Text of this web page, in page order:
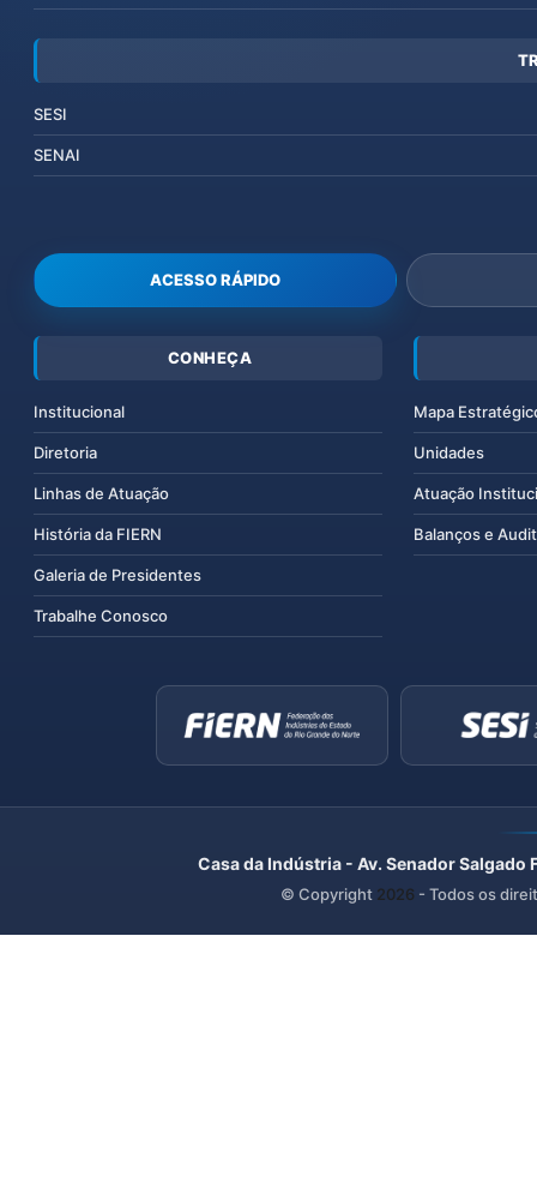
SESI
SENAI
ACESSO RÁPIDO
CONHEÇA
Institucional
Diretoria
Linhas de Atuação
História da FIERN
Galeria de Presidentes
Trabalhe Conosco
Mapa
Unidades
Atuação
Balanços e
Casa da Indústria - Av. Senador
© Copyright 2026 - Todos os